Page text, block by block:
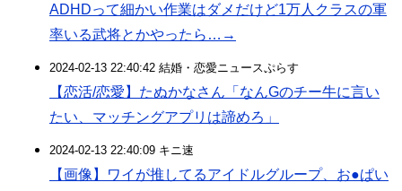
ADHDって細かい作業はダメだけど1万人クラスの軍
率いる武将とかやったら…→
2024-02-13 22:40:42 結婚・恋愛ニュースぷらす
【恋活/恋愛】たぬかなさん「なんGのチー牛に言い
たい、マッチングアプリは諦めろ」
2024-02-13 22:40:09 キニ速
【画像】ワイが推してるアイドルグループ、お●ぱい